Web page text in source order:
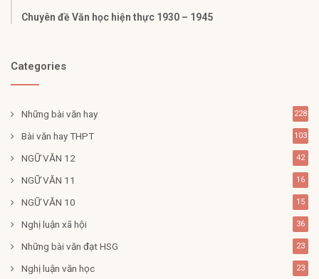
Chuyên đề Văn học hiện thực 1930 – 1945
Categories
Những bài văn hay 228
Bài văn hay THPT 103
NGỮ VĂN 12 42
NGỮ VĂN 11 16
NGỮ VĂN 10 15
Nghị luận xã hội 36
Những bài văn đạt HSG 23
Nghị luận văn học 23